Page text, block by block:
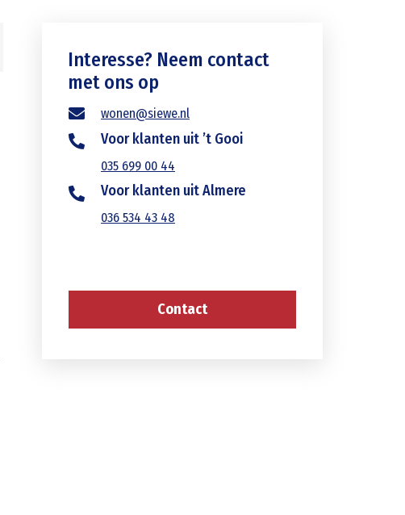
Interesse? Neem contact
met ons op
wonen@siewe.nl
Voor klanten uit ’t Gooi
035 699 00 44
Voor klanten uit Almere
036 534 43 48
Contact